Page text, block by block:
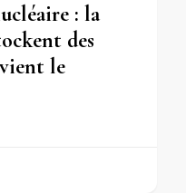
: la
des
le